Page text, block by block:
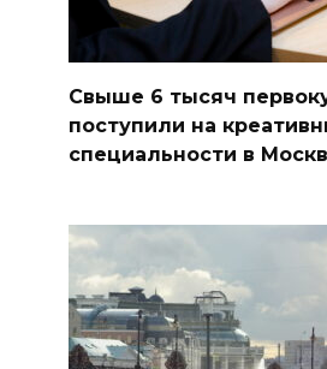
Свыше 6 тысяч
поступили на
специальности в